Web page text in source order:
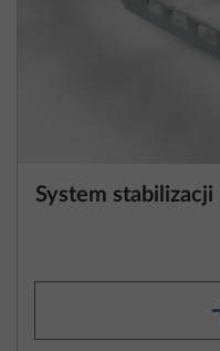
System stabilizacji